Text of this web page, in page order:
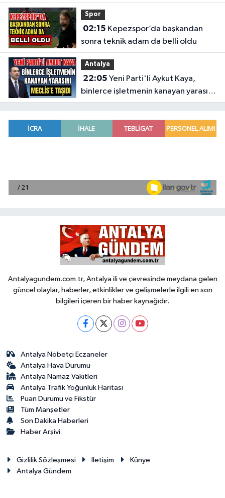
Spor
02:15
sonra teknik adam da belli oldu
Antalya
22:05
binlerce işletmenin kanayan yarasını
Meclis'e taşıdı
Antalyagundem.com.tr, Antalya ili ve çevresinde meydana gelen
güncel olaylar, haberler, etkinlikler ve gelişmelerle ilgili en son
bilgileri içeren bir haber kaynağıdır.
Antalya Nöbetçi Eczaneler
Antalya Hava Durumu
Antalya Namaz Vakitleri
Antalya Trafik Yoğunluk Haritası
Puan Durumu ve Fikstür
Tüm Manşetler
Son Dakika Haberleri
Haber Arşivi
Gizlilik Sözleşmesi İletişim
Künye
Antalya Gündem